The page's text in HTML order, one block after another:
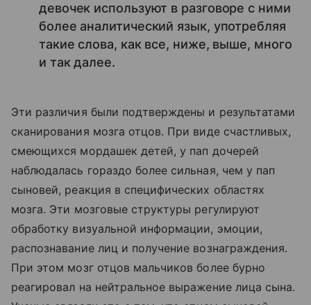
девочек используют в разговоре с ними
более аналитический язык, употребляя
такие слова, как все, ниже, выше, много
и так далее.
Эти различия были подтверждены и результатами
сканирования мозга отцов. При виде счастливых,
смеющихся мордашек детей, у пап дочерей
наблюдалась гораздо более сильная, чем у пап
сыновей, реакция в специфических областях
мозга. Эти мозговые структуры регулируют
обработку визуальной информации, эмоции,
распознавание лиц и получение вознаграждения.
При этом мозг отцов мальчиков более бурно
реагировал на нейтральное выражение лица сына.